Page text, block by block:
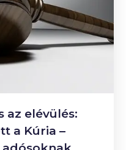
az elévülés:
a Kúria –